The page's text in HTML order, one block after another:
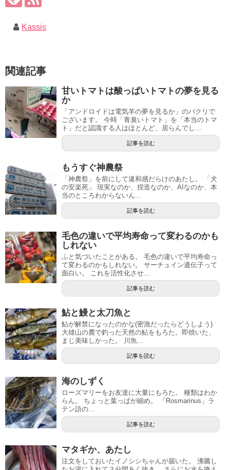
Kassis
関連記事
甘いトマトは酸っぱいトマトの夢を見る
か
「アンドロイドは電気羊の夢を見るか」のパクリで
ございます。 今時「青臭いトマト」を「本当のトマ
ト」だと認識する人はほとんど、居らんでし...
記事を読む
もうすぐ神農祭
「神農祭」を前にして違和感だらけのあたし。 「犬
の安楽死」 現実なのか、捏造なのか、AIなのか、本
当のところわからないん...
記事を読む
毛色の違いで平均寿命って変わるのかも
しれない
ふと気づいたことがある。 毛色の違いで平均寿命っ
て変わるのかもしれない。 サーチュイン遺伝子って
面白い。 これを活性化させ...
記事を読む
鮎と鰻と太刀魚と
鮎が解禁になったのかな(密漁だったらどうしよう)
大雄山の麓で釣った天然の鮎をもろた。即焼いた、
まじ美味しかった。 川魚...
記事を読む
海のしずく
ローズマリーをお友達に大量にもろた。 種類はわか
らん。 ちょっと葉っぱが細め。 「Rosmarinus」ラ
テン語の...
記事を読む
マタギか、あたし
注文をしておいたイノシシちゃんが届いた。 沸騰し